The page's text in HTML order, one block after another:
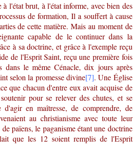
l'état brut, à l'état informe, avec bien des
de formation, Il a souffert à cause
de cette matière. Mais au moment de
capable de le continuer dans la
à sa doctrine, et grâce à l'exemple reçu
de l'Esprit Saint, reçu une première fois
dans le même Cénacle, dix jours après
selon la promesse divine[7]. Une Église
que chacun d'entre eux avait acquise de
pour se relever des chutes, et se
en maîtresse, de comprendre, de
au christianisme avec toute leur
païens, le paganisme étant une doctrine
que les 12 soient remplis de l'Esprit